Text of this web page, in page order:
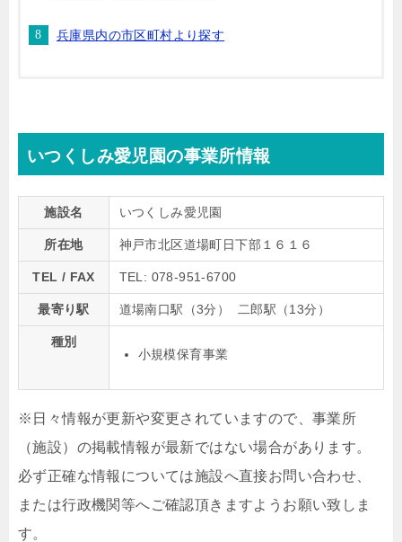
兵庫県内の市区町村より探す
いつくしみ愛児園の事業所情報
施設名 いつくしみ愛児園
所在地 神戸市北区道場町日下部１６１６
TEL / FAX TEL: 078-951-6700
最寄り駅 道場南口駅（3分） 二郎駅（13分）
種別
小規模保育事業
※日々情報が更新や変更されていますので、事業所
（施設）の掲載情報が最新ではない場合があります。
必ず正確な情報については施設へ直接お問い合わせ、
または行政機関等へご確認頂きますようお願い致しま
す。